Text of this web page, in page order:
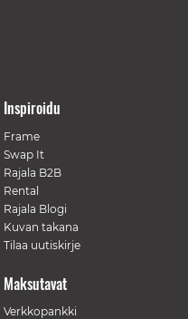
Inspiroidu
Frame
Swap It
Rajala B2B
Rental
Rajala Blogi
Kuvan takana
Tilaa uutiskirje
Maksutavat
Verkkopankki